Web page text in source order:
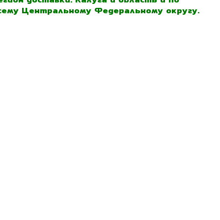
Центральному Федеральному округу.